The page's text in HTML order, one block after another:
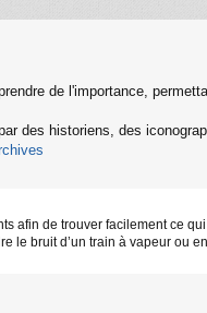
de l'importance,
des historiens, des
afin de trouver facilement ce
le bruit d’un train à vapeur